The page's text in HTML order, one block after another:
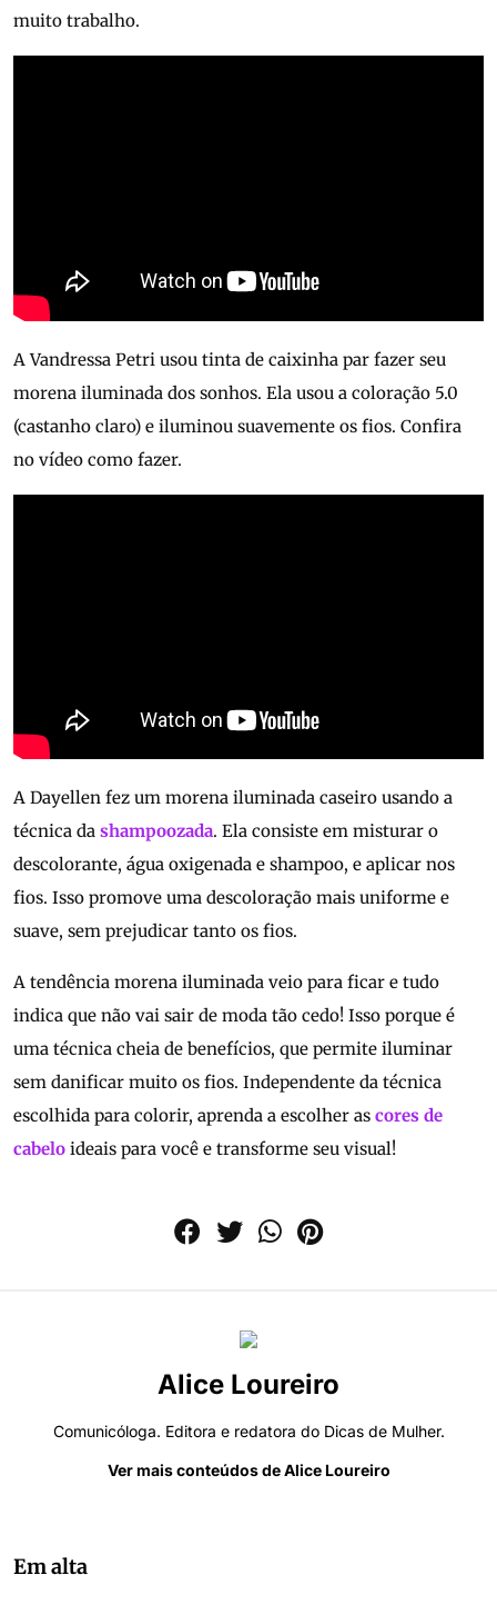
muito trabalho.
A Vandressa Petri usou tinta de caixinha par fazer seu
morena iluminada dos sonhos. Ela usou a coloração 5.0
(castanho claro) e iluminou suavemente os fios. Confira
no vídeo como fazer.
A Dayellen fez um morena iluminada caseiro usando a
técnica da shampoozada. Ela consiste em misturar o
descolorante, água oxigenada e shampoo, e aplicar nos
fios. Isso promove uma descoloração mais uniforme e
suave, sem prejudicar tanto os fios.
A tendência morena iluminada veio para ficar e tudo
indica que não vai sair de moda tão cedo! Isso porque é
uma técnica cheia de benefícios, que permite iluminar
sem danificar muito os fios. Independente da técnica
escolhida para colorir, aprenda a escolher as cores de
cabelo ideais para você e transforme seu visual!
Alice Loureiro
Comunicóloga. Editora e redatora do Dicas de Mulher.
Ver mais conteúdos de Alice Loureiro
Em alta